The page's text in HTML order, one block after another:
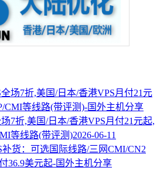
7折,美国/日本/香港VPS月付21元起,
等线路(带评测)2026-06-11